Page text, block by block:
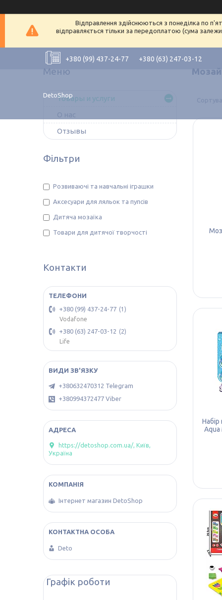
Відправлення здійснюються з понеділка по
відправляється тільки за передоплатою (сума
+380 (99) 437-24-77 +380 (63) 247-03-12
DetoShop
Набір
Aqua
Товары и услуги
О нас
Отзывы
Фільтри
Розвиваючі та навчальні іграшки
Аксесуари для ляльок та пупсів
Дитяча мозаїка
Товари для дитячої творчості
Контакти
+380 (99) 437-24-77
1
Vodafone
+380 (63) 247-03-12
2
Life
+380632470312 Telegram
+380994372477 Viber
https://detoshop.com.ua/, Київ,
Україна
Інтернет магазин DetoShop
Deto
Графік роботи